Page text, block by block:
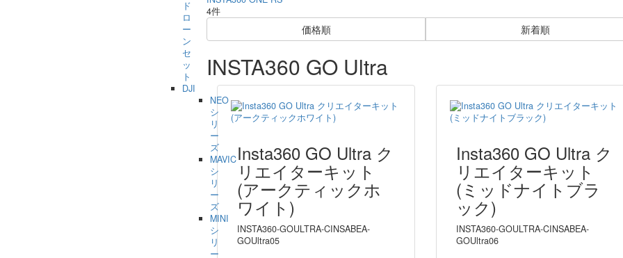
4件
価格順 新着順
INSTA360 GO Ultra
Insta360 GO Ultra ク
リエイターキット
(アークティックホ
ワイト)
INSTA360-GOULTRA-CINSABEA-
GOUltra05
Insta360 GO Ultra ク
リエイターキット
(ミッドナイトブラ
ック)
INSTA360-GOULTRA-CINSABEA-
GOUltra06
ド
ロ
ー
ン
セ
ッ
ト
DJI
NEO
シ
リ
ー
ズ
MAVIC
シ
リ
ー
ズ
MINI
シ
リ
ー